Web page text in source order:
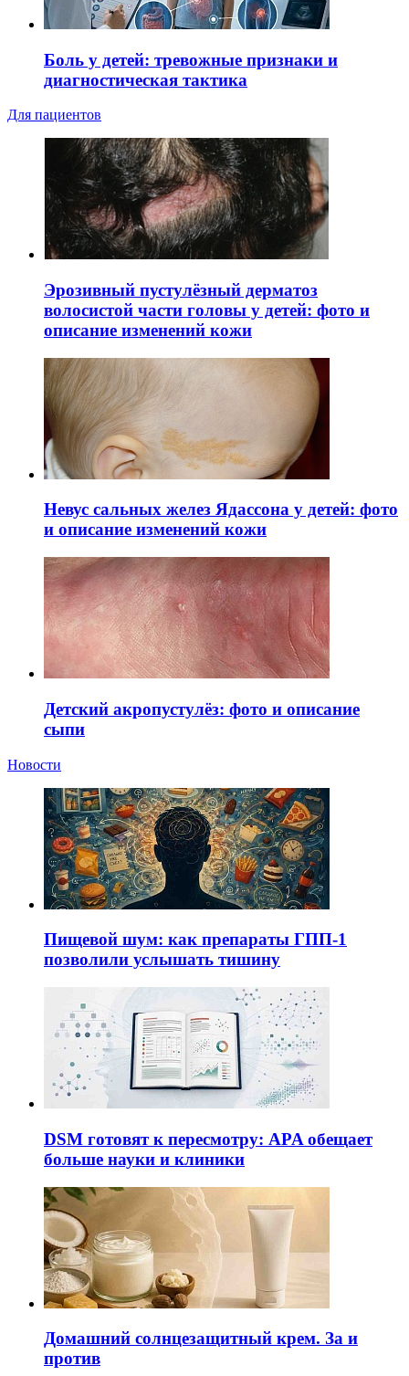
Боль у детей: тревожные признаки и
диагностическая тактика
Для пациентов
Эрозивный пустулёзный дерматоз
волосистой части головы у детей: фото и
описание изменений кожи
Невус сальных желез Ядассона у детей: фото
и описание изменений кожи
Детский акропустулёз: фото и описание
сыпи
Новости
Пищевой шум: как препараты ГПП-1
позволили услышать тишину
DSM готовят к пересмотру: APA обещает
больше науки и клиники
Домашний солнцезащитный крем. За и
против